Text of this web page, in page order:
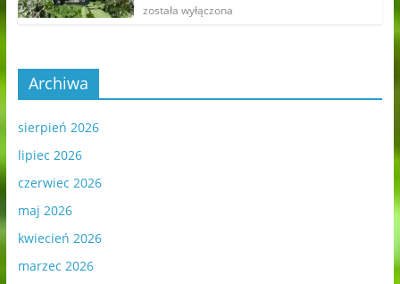
została wyłączona
Archiwa
sierpień 2026
lipiec 2026
czerwiec 2026
maj 2026
kwiecień 2026
marzec 2026